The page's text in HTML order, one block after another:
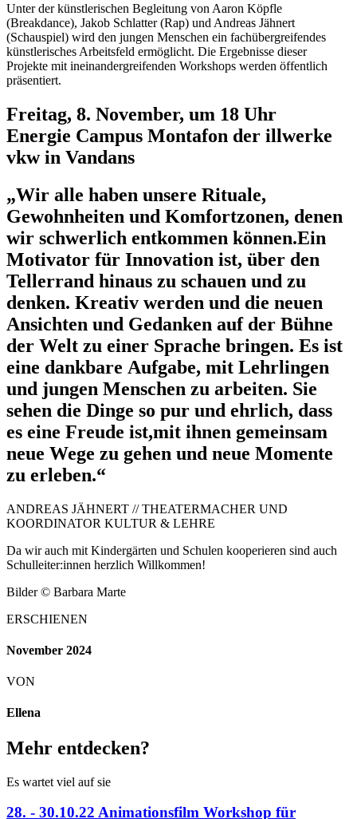
Unter der künstlerischen Begleitung von Aaron Köpfle
(Breakdance), Jakob Schlatter (Rap) und Andreas Jähnert
(Schauspiel) wird den jungen Menschen ein fachübergreifendes
künstlerisches Arbeitsfeld ermöglicht. Die Ergebnisse dieser
Projekte mit ineinandergreifenden Workshops werden öffentlich
präsentiert.
Freitag, 8. November, um 18 Uhr
Energie Campus Montafon der illwerke
vkw in Vandans
„Wir alle haben unsere Rituale,
Gewohnheiten und Komfortzonen, denen
wir schwerlich entkommen können.Ein
Motivator für Innovation ist, über den
Tellerrand hinaus zu schauen und zu
denken. Kreativ werden und die neuen
Ansichten und Gedanken auf der Bühne
der Welt zu einer Sprache bringen. Es ist
eine dankbare Aufgabe, mit Lehrlingen
und jungen Menschen zu arbeiten. Sie
sehen die Dinge so pur und ehrlich, dass
es eine Freude ist,mit ihnen gemeinsam
neue Wege zu gehen und neue Momente
zu erleben.“
ANDREAS JÄHNERT // THEATERMACHER UND
KOORDINATOR KULTUR & LEHRE
Da wir auch mit Kindergärten und Schulen kooperieren sind auch
Schulleiter:innen herzlich Willkommen!
Bilder © Barbara Marte
ERSCHIENEN
November 2024
VON
Ellena
Mehr entdecken?
Es wartet viel auf sie
28. - 30.10.22 Animationsfilm Workshop für